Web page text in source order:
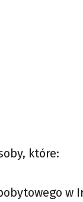
które:
w